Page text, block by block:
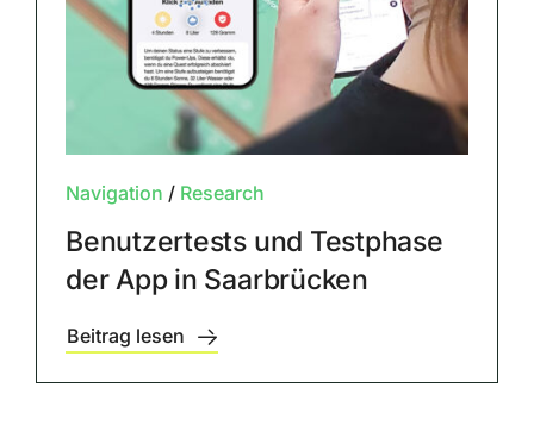
Navigation / Research
Benutzertests und Testphase
der App in Saarbrücken
Beitrag lesen